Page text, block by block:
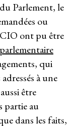
Parlement, le
ou
ont pu être
qui
à une
être
partie au
dans les faits,